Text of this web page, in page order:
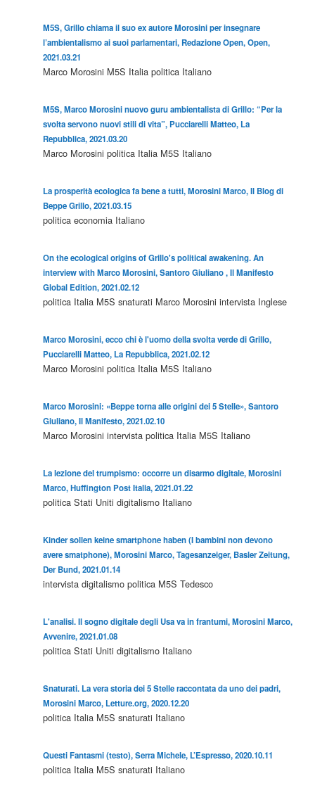
M5S, Grillo chiama il suo ex autore Morosini per insegnare
l’ambientalismo ai suoi parlamentari, Redazione Open, Open,
2021.03.21
Marco Morosini M5S Italia politica Italiano
M5S, Marco Morosini nuovo guru ambientalista di Grillo: “Per la
svolta servono nuovi stili di vita”, Pucciarelli Matteo, La
Repubblica, 2021.03.20
Marco Morosini politica Italia M5S Italiano
La prosperità ecologica fa bene a tutti, Morosini Marco, Il Blog di
Beppe Grillo, 2021.03.15
politica economia Italiano
On the ecological origins of Grillo's political awakening. An
interview with Marco Morosini, Santoro Giuliano , Il Manifesto
Global Edition, 2021.02.12
politica Italia M5S snaturati Marco Morosini intervista Inglese
Marco Morosini, ecco chi è l'uomo della svolta verde di Grillo,
Pucciarelli Matteo, La Repubblica, 2021.02.12
Marco Morosini politica Italia M5S Italiano
Marco Morosini: «Beppe torna alle origini dei 5 Stelle», Santoro
Giuliano, Il Manifesto, 2021.02.10
Marco Morosini intervista politica Italia M5S Italiano
La lezione del trumpismo: occorre un disarmo digitale, Morosini
Marco, Huffington Post Italia, 2021.01.22
politica Stati Uniti digitalismo Italiano
Kinder sollen keine smartphone haben (I bambini non devono
avere smatphone), Morosini Marco, Tagesanzeiger, Basler Zeitung,
Der Bund, 2021.01.14
intervista digitalismo politica M5S Tedesco
L'analisi. Il sogno digitale degli Usa va in frantumi, Morosini Marco,
Avvenire, 2021.01.08
politica Stati Uniti digitalismo Italiano
Snaturati. La vera storia dei 5 Stelle raccontata da uno dei padri,
Morosini Marco, Letture.org, 2020.12.20
politica Italia M5S snaturati Italiano
Questi Fantasmi (testo), Serra Michele, L’Espresso, 2020.10.11
politica Italia M5S snaturati Italiano